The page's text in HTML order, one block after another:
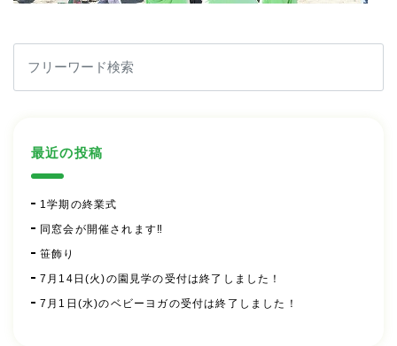
最近の投稿
1学期の終業式
同窓会が開催されます‼
笹飾り
7月14日(火)の園見学の受付は終了しました！
7月1日(水)のベビーヨガの受付は終了しました！